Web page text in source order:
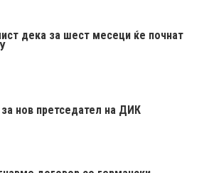
дека за шест месеци ќе почнат
нов претседател на ДИК